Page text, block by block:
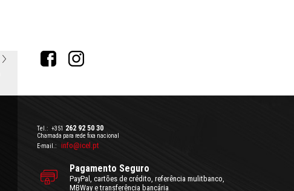
Tel.: +351 262 92 50 30
Chamada para rede fixa nacional
E-mail.:
info@icel.pt
Pagamento Seguro
PayPal, cartões de crédito, referência mulitbanco,
MBWay e transferência bancária